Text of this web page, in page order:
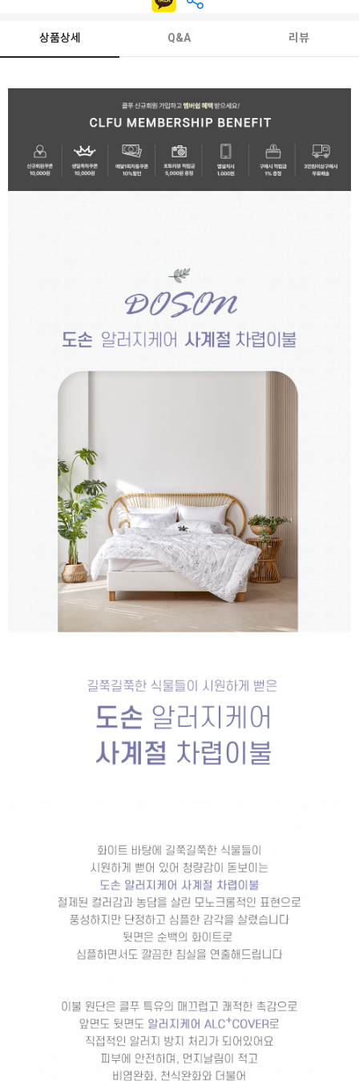
상품상세 Q&A 리뷰